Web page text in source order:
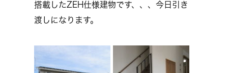
搭載したZEH仕様建物です、、、今日引き
渡しになります。